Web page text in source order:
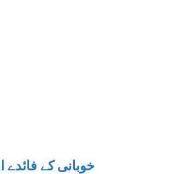
خوبانی کے فائدے